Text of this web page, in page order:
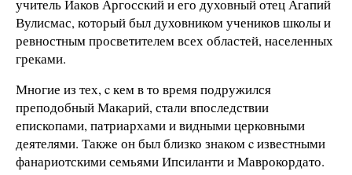
учитель Иаков Аргосский и его духовный отец Агапий
Вулисмас, который был духовником учеников школы и
ревностным просветителем всех областей, населенных
греками.
Многие из тех, c кем в то время подружился
преподобный Макарий, стали впоследствии
епископами, патриархами и видными церковными
деятелями. Также он был близко знаком c известными
фанариотскими семьями Ипсиланти и Маврокордато.